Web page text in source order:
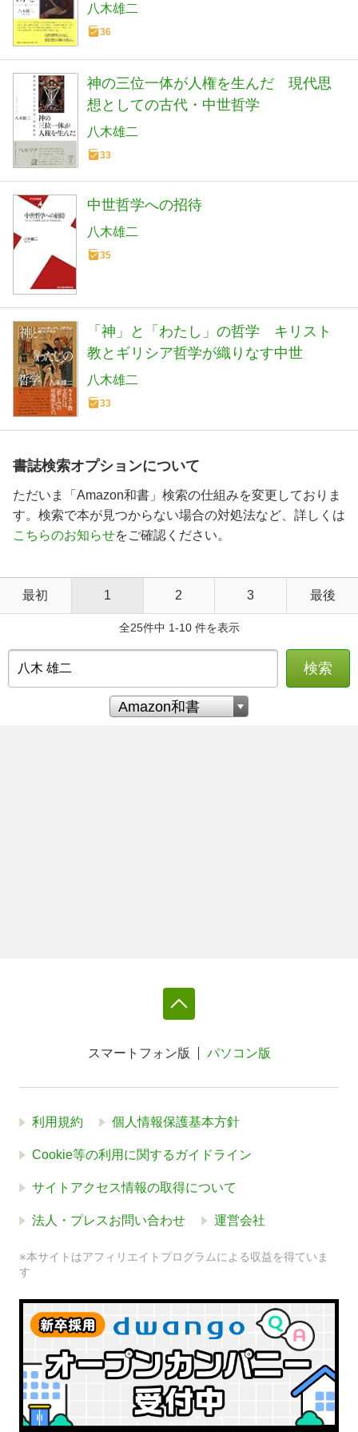
八木雄二
36
神の三位一体が人権を生んだ 現代思
想としての古代・中世哲学
八木雄二
33
中世哲学への招待
八木雄二
35
「神」と「わたし」の哲学 キリスト
教とギリシア哲学が織りなす中世
八木雄二
33
書誌検索オプションについて
ただいま「Amazon和書」検索の仕組みを変更しておりま
す。検索で本が見つからない場合の対処法など、詳しくは
こちらのお知らせをご確認ください。
最初 1 2 3 最後
全25件中 1-10 件を表示
検索
スマートフォン版 パソコン版
利用規約 個人情報保護基本方針
Cookie等の利用に関するガイドライン
サイトアクセス情報の取得について
法人・プレスお問い合わせ 運営会社
※本サイトはアフィリエイトプログラムによる収益を得ていま
す